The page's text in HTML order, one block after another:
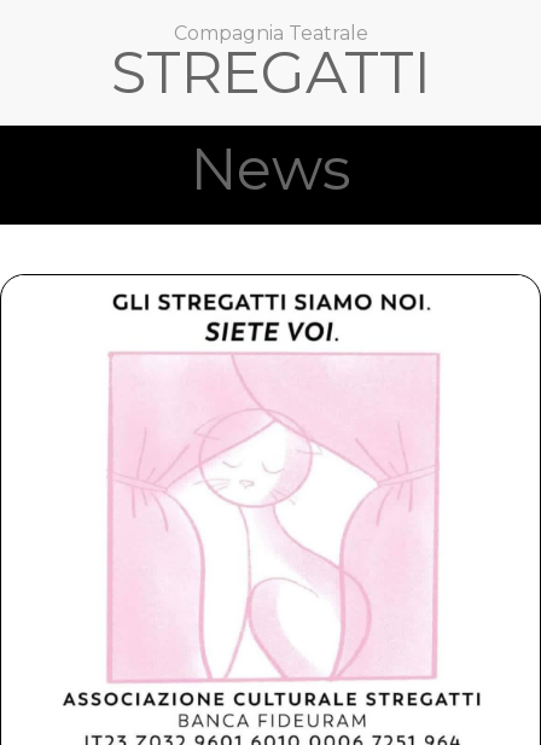
Compagnia Teatrale
STREGATTI
News